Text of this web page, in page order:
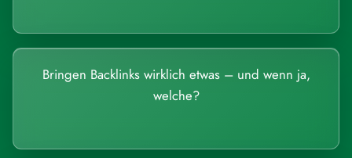
Bringen Backlinks wirklich etwas – und wenn ja,
welche?